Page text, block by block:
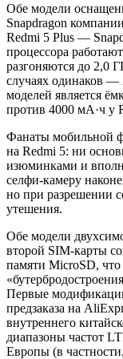
Обе модели
Snapdragon
Redmi 5 Plus —
процессора
разгоняются до 2,0
случаях одинаков
моделей является
против 4000 мА·ч у
Фанаты мобильной
на Redmi 5: ни
изюминками и
селфи-камеру
но при разрешении
утешения.
Обе модели
второй SIM-карты
памяти MicroSD,
Первые
предзаказа на
внутреннего
диапазоны частот
Европы (в